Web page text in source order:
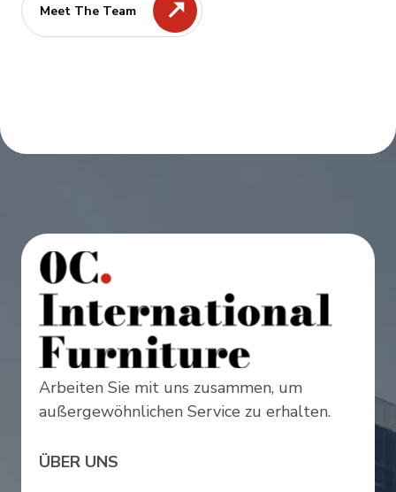
Meet The Team
Arbeiten Sie mit uns zusammen, um
außergewöhnlichen Service zu erhalten.
ÜBER UNS